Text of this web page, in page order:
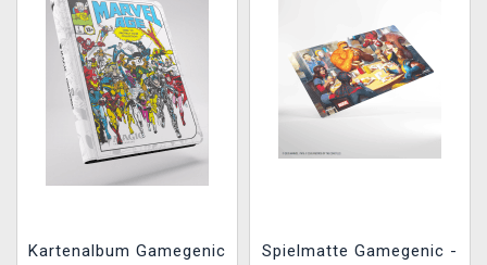
Kartenalbum Gamegenic
Spielmatte Gamegenic -